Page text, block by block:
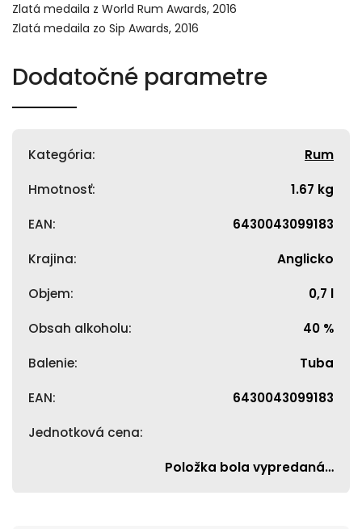
Zlatá medaila z World Rum Awards, 2016
Zlatá medaila zo Sip Awards, 2016
Dodatočné parametre
Kategória: Rum
Hmotnosť: 1.67 kg
EAN: 6430043099183
Krajina: Anglicko
Objem: 0,7 l
Obsah alkoholu: 40 %
Balenie: Tuba
EAN: 6430043099183
Jednotková cena:
Položka bola vypredaná…